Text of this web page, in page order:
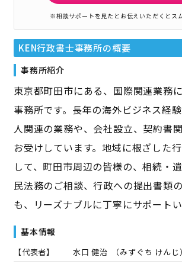
※相談サポートを見たとお伝えいただくとス
KEN行政書士事務所の概要
事務所紹介
東京都町田市にある、国際関連業務
事務所です。長年の海外ビジネス経
人関連の業務や、会社設立、契約書
お受けしています。地域に根ざした
して、町田市周辺の皆様の、相続・
民法務のご相談、行政への提出書類
も、リーズナブルに丁寧にサポートい
基本情報
【代表者】 水口 健治 （みずぐち けんじ）